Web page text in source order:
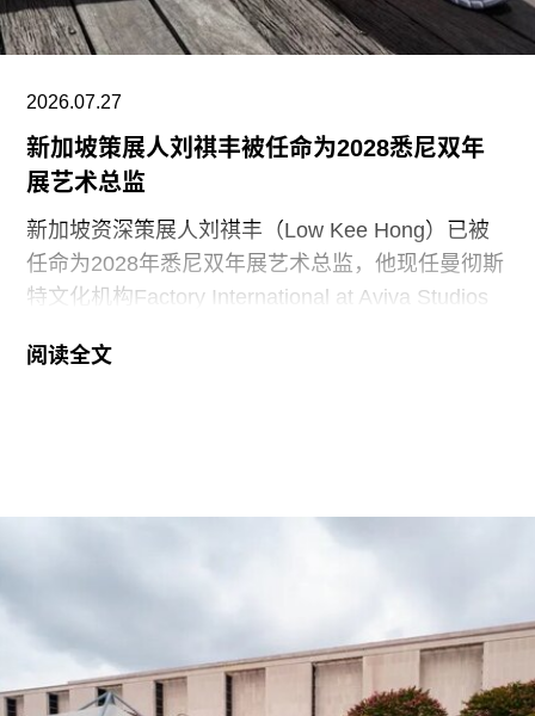
1952年共同完成。艾诺于1949年去世后，阿尔瓦
与艾丽莎结婚。两人还共同建造了位于派延奈湖
（Lake
2026.07.27
新加坡策展人刘祺丰被任命为2028悉尼双年
展艺术总监
新加坡资深策展人刘祺丰（Low Kee Hong）已被
任命为2028年悉尼双年展艺术总监，他现任曼彻斯
特文化机构Factory International at Aviva Studios
Qasimi）因被认为偏袒支持巴勒斯坦的参展艺术家
而受到批评。对此，悉尼双年展否认了有关歧视或
作为2028年悉尼双年展艺术总监，刘祺丰表示，他
计划在展览筹备阶段与澳大利亚原住民社群展开交
流。他在接受《艺术新闻》采访时表示：“原住民社
阅读全文